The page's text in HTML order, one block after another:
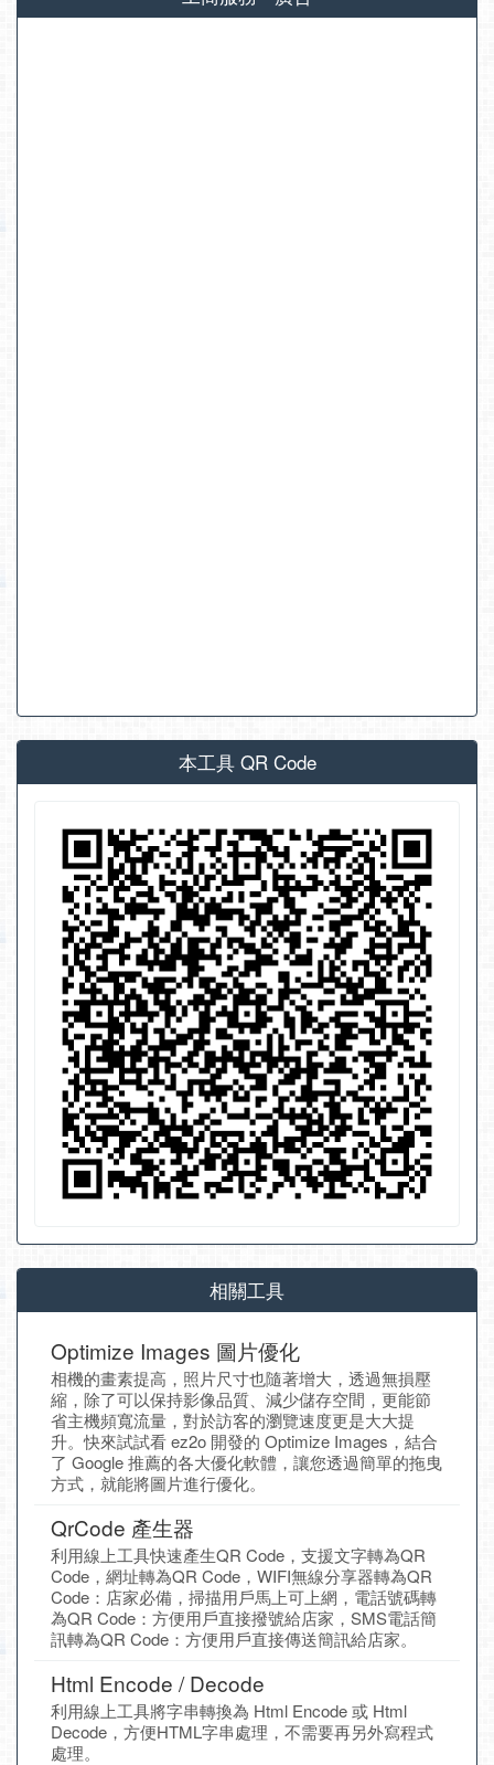
本工具 QR Code
相關工具
Optimize Images 圖片優化
相機的畫素提高，照片尺寸也隨著增大，透過無損壓
縮，除了可以保持影像品質、減少儲存空間，更能節
省主機頻寬流量，對於訪客的瀏覽速度更是大大提
升。快來試試看 ez2o 開發的 Optimize Images，結合
了 Google 推薦的各大優化軟體，讓您透過簡單的拖曳
方式，就能將圖片進行優化。
QrCode 產生器
利用線上工具快速產生QR Code，支援文字轉為QR
Code，網址轉為QR Code，WIFI無線分享器轉為QR
Code：店家必備，掃描用戶馬上可上網，電話號碼轉
為QR Code：方便用戶直接撥號給店家，SMS電話簡
訊轉為QR Code：方便用戶直接傳送簡訊給店家。
Html Encode / Decode
利用線上工具將字串轉換為 Html Encode 或 Html
Decode，方便HTML字串處理，不需要再另外寫程式
處理。